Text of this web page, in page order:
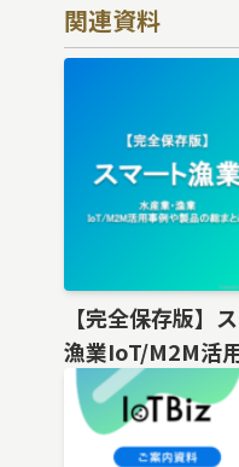
関連資料
【完全保存版】
漁業IoT/M2M活